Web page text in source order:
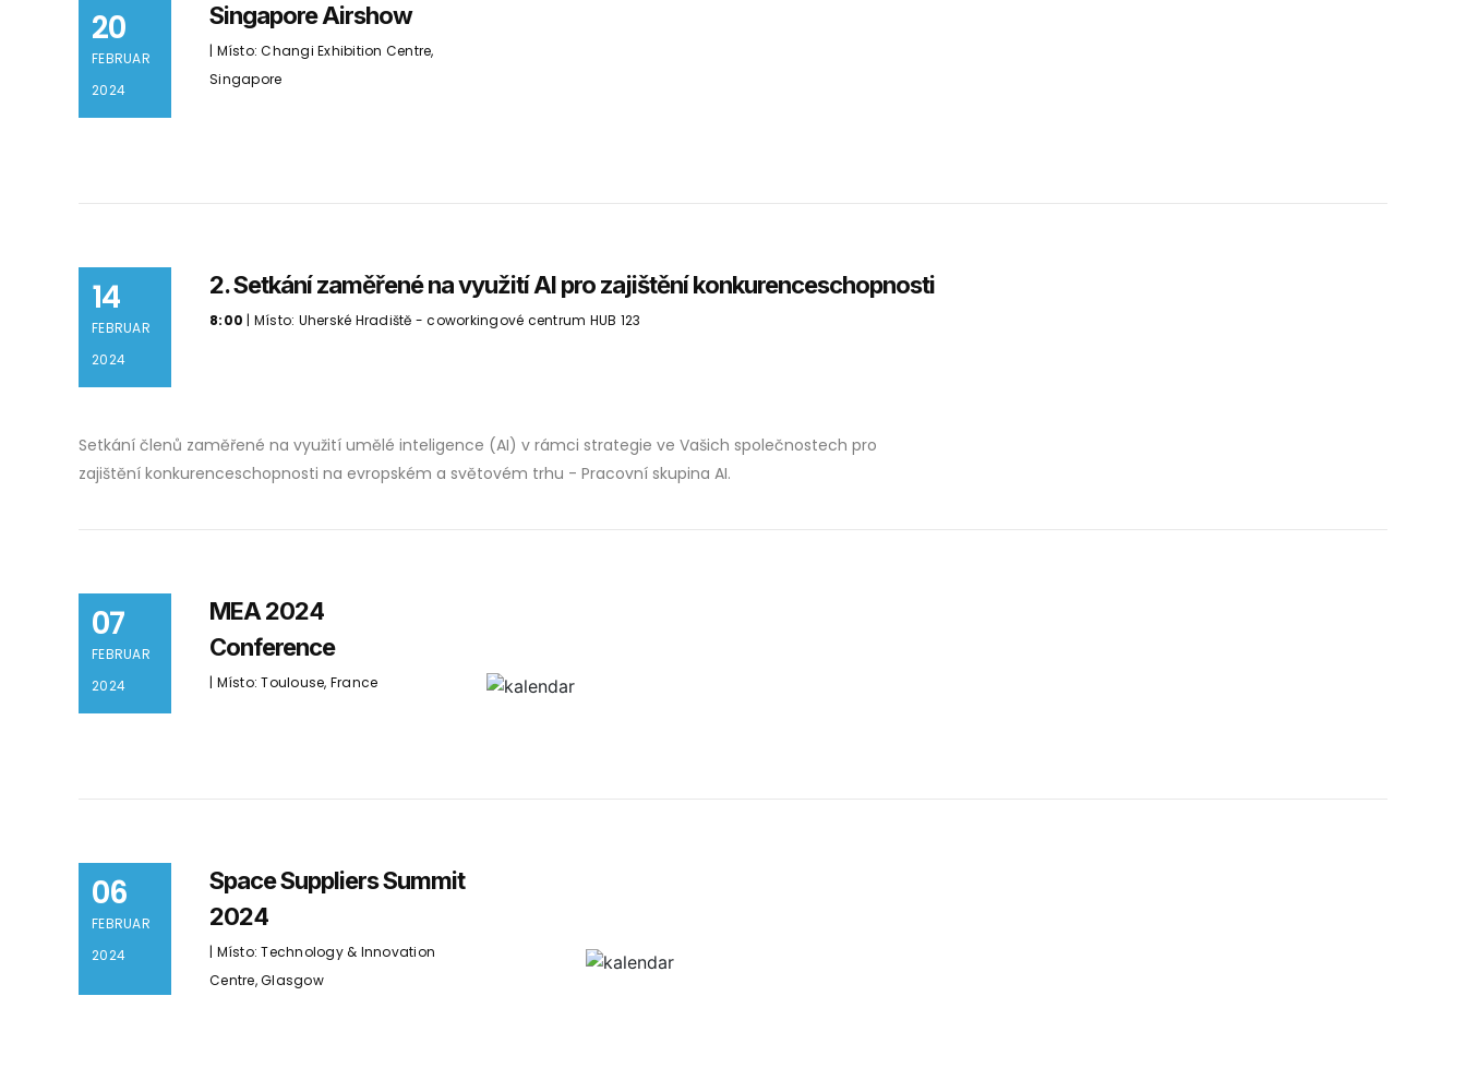
20
FEBRUAR
2024
Singapore Airshow
| Místo: Changi Exhibition Centre,
Singapore
14
FEBRUAR
2024
2. Setkání zaměřené na využití AI pro zajištění konkurenceschopnosti
8:00 | Místo: Uherské Hradiště - coworkingové centrum HUB 123
Setkání členů zaměřené na využití umělé inteligence (AI) v rámci strategie ve Vašich společnostech pro
zajištění konkurenceschopnosti na evropském a světovém trhu - Pracovní skupina AI.
07
FEBRUAR
2024
MEA 2024
Conference
| Místo: Toulouse, France
06
FEBRUAR
2024
Space Suppliers Summit
2024
| Místo: Technology & Innovation
Centre, Glasgow